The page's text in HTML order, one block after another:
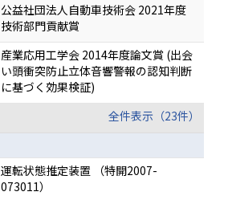
公益社団法人自動車技術会 2021年度
技術部門貢献賞
産業応用工学会 2014年度論文賞 (出会
い頭衝突防止立体音響警報の認知判断
に基づく効果検証)
全件表示（23件）
運転状態推定装置 （特開2007-
073011）